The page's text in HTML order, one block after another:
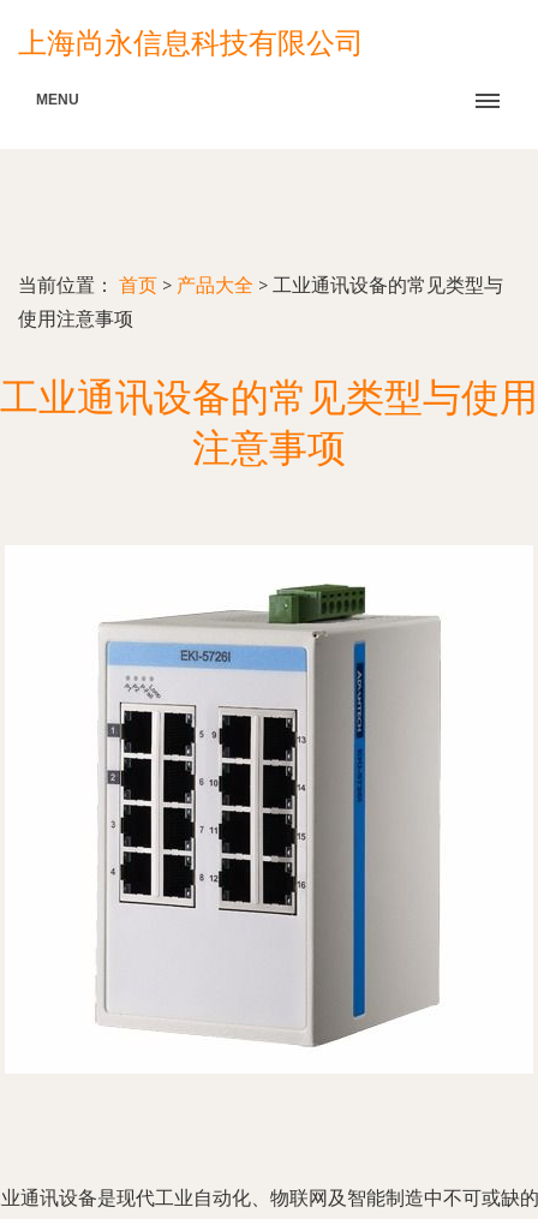
上海尚永信息科技有限公司
MENU
当前位置： 首页 > 产品大全 > 工业通讯设备的常见类型与
使用注意事项
工业通讯设备的常见类型与使用
注意事项
通讯设备是现代工业自动化、物联网及智能制造中不可或缺的